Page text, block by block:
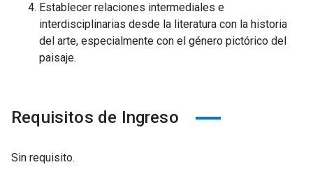
Establecer relaciones intermediales e
interdisciplinarias desde la literatura con la historia
del arte, especialmente con el género pictórico del
paisaje.
Requisitos de Ingreso
Sin requisito.